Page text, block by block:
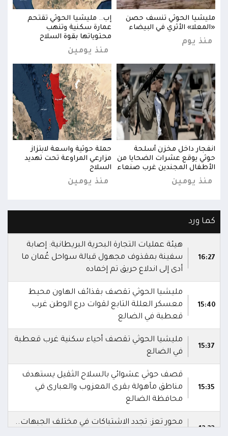
مليشيا الحوثي تنسف حصن
«المعلا» الأثري في البيضاء
منذ يوم
إب.. مليشيا الحوثي تقتحم
عمارة سكنية وتنهب
محتوياتها بقوة السلاح
منذ يومين
انفجار داخل مخزن أسلحة
حوثي يوقع عشرات الضحايا من
الأطفال المجندين غرب صنعاء
منذ يومين
حملة حوثية واسعة لابتزاز
مزارعي المراوعة تحت تهديد
السلاح
منذ يومين
كما ورد
16:27
هيئة عمليات التجارة البحرية البريطانية: إصابة
سفينة بمقذوف مجهول قبالة سواحل عُمان ما
أدى إلى اندلاع حريق تم إخماده
15:40
مليشيا الحوثي تقصف بقذائف الهاون محيط
معسكر العللة التابع لقوات درع الوطن غرب
قعطبة في الضالع
15:37
مليشيا الحوثي تقصف أحياء سكنية غرب قعطبة
في الضالع
15:35
قصف حوثي عشوائي بالسلاح الثقيل يستهدف
مناطق مآهولة بقرى المعزوب والعبارى في
محافظة الضالع
12:22
محور تعز: تجدد الاشتباكات في مختلف الجبهات..